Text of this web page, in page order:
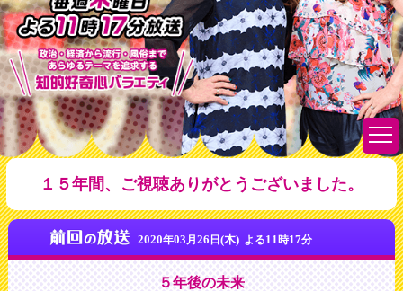
１５年間、ご視聴ありがとうございました。
2020年03月 26 日 (木) よる11時17分
５年後の未来